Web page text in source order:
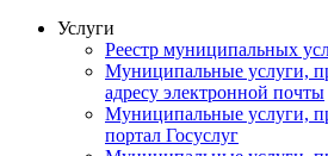
Услуги
Реестр муниципальных
Муниципальные услуги,
адресу электронной почты
Муниципальные услуги,
портал Госуслуг